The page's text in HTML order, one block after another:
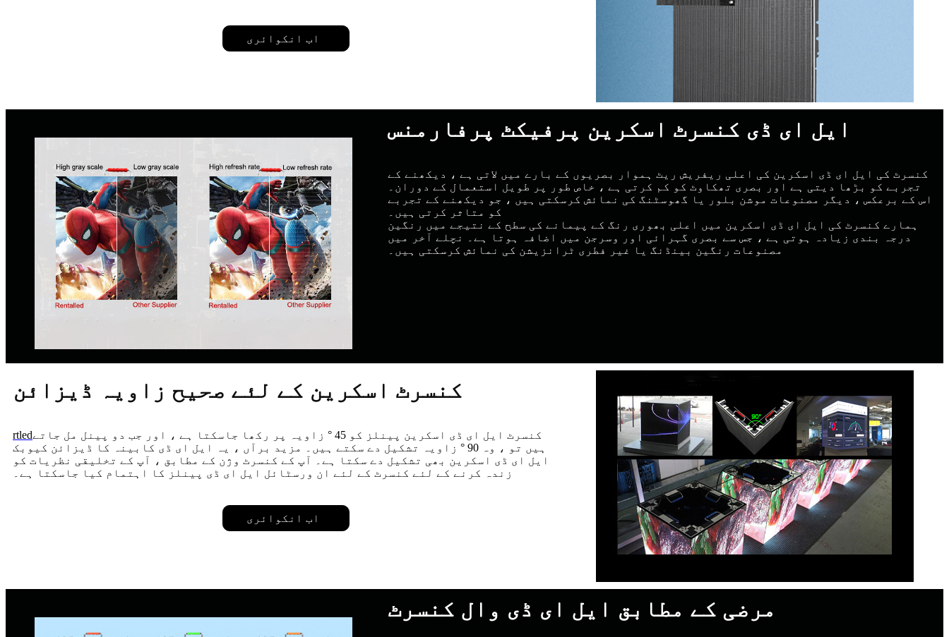
اب انکوائری
ایل ای ڈی کنسرٹ اسکرین پرفیکٹ پرفارمنس
کنسرٹ کی ایل ای ڈی اسکرین کی اعلی ریفریش ریٹ ہموار بصریوں کے بارے میں لاتی ہے ، دیکھنے کے
تجربے کو بڑھا دیتی ہے اور بصری تھکاوٹ کو کم کرتی ہے ، خاص طور پر طویل استعمال کے دوران۔
اس کے برعکس ، دیگر مصنوعات موشن بلور یا گھوسٹنگ کی نمائش کرسکتی ہیں ، جو دیکھنے کے تجربے
کو متاثر کرتی ہیں۔
ہمارے کنسرٹ کی ایل ای ڈی اسکرین میں اعلی بھوری رنگ کے پیمانے کی سطح کے نتیجے میں رنگین
درجہ بندی زیادہ ہوتی ہے ، جس سے بصری گہرائی اور وسرجن میں اضافہ ہوتا ہے۔ نچلے آخر میں
مصنوعات رنگین بینڈنگ یا غیر فطری ٹرانزیشن کی نمائش کرسکتی ہیں۔
کنسرٹ اسکرین کے لئے صحیح زاویہ ڈیزائن
rtledکنسرٹ ایل ای ڈی اسکرین پینلز کو 45 ° زاویہ پر رکھا جاسکتا ہے ، اور جب دو پینل مل جاتے
ہیں تو ، وہ 90 ° زاویہ تشکیل دے سکتے ہیں۔ مزید برآں ، یہ ایل ای ڈی کابینہ کا ڈیزائن کیوبک
ایل ای ڈی اسکرین بھی تشکیل دے سکتا ہے۔ آپ کے کنسرٹ وژن کے مطابق ، آپ کے تخلیقی نظریات کو
زندہ کرنے کے لئے کنسرٹ کے لئے ان ورسٹائل ایل ای ڈی پینلز کا اہتمام کیا جاسکتا ہے۔
اب انکوائری
مرضی کے مطابق ایل ای ڈی وال کنسرٹ